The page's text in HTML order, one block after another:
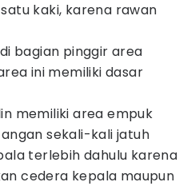
kaki, karena rawan
bagian pinggir area
ini memiliki dasar
memiliki area empuk
sekali-kali jatuh
terlebih dahulu karena
cedera kepala maupun